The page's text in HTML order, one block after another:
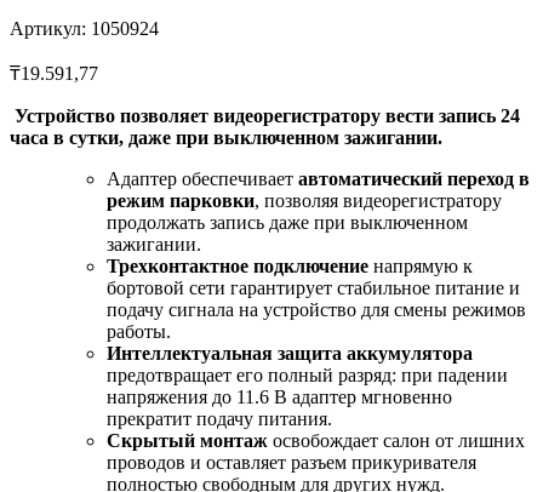
Артикул: 1050924
₸19.591,77
Устройство позволяет видеорегистратору вести запись 24
часа в сутки, даже при выключенном зажигании.
Адаптер обеспечивает автоматический переход в
режим парковки, позволяя видеорегистратору
продолжать запись даже при выключенном
зажигании.
Трехконтактное подключение напрямую к
бортовой сети гарантирует стабильное питание и
подачу сигнала на устройство для смены режимов
работы.
Интеллектуальная защита аккумулятора
предотвращает его полный разряд: при падении
напряжения до 11.6 В адаптер мгновенно
прекратит подачу питания.
Скрытый монтаж освобождает салон от лишних
проводов и оставляет разъем прикуривателя
полностью свободным для других нужд.